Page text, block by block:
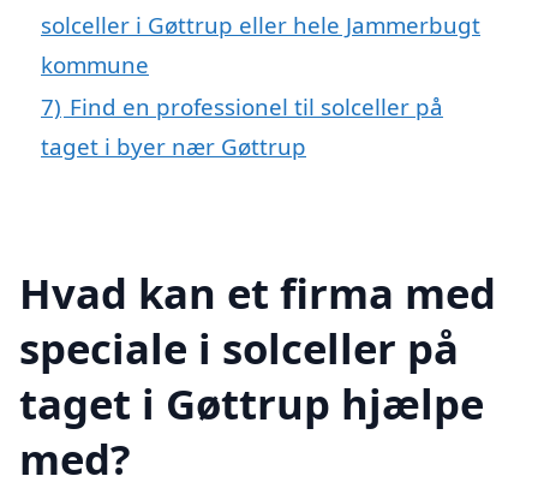
solceller i Gøttrup eller hele Jammerbugt
kommune
7) Find en professionel til solceller på
taget i byer nær Gøttrup
Hvad kan et firma med
speciale i solceller på
taget i Gøttrup hjælpe
med?